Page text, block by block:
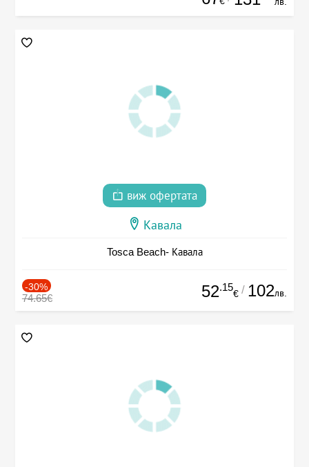
виж офертата
Кавала
Tosca Beach- Кавала
-30%
74.65€ 52.15
€ / 102лв.